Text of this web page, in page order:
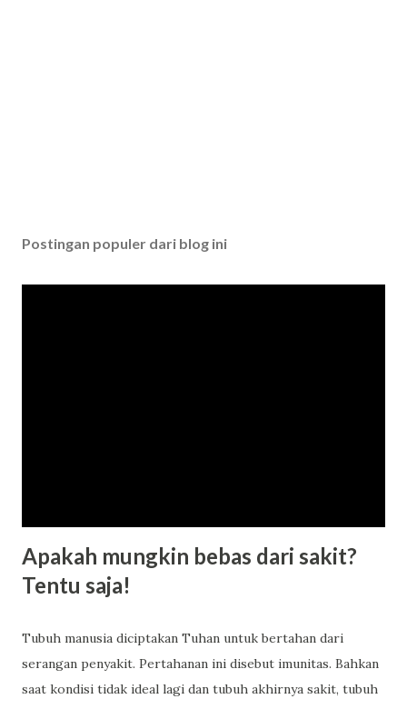
Postingan populer dari blog ini
Apakah mungkin bebas dari sakit?
Tentu saja!
Tubuh manusia diciptakan Tuhan untuk bertahan dari
serangan penyakit. Pertahanan ini disebut imunitas. Bahkan
saat kondisi tidak ideal lagi dan tubuh akhirnya sakit, tubuh